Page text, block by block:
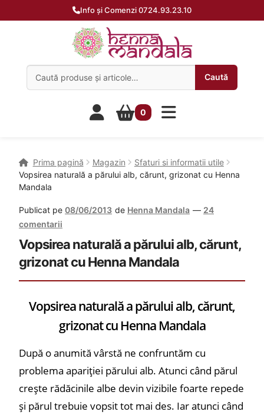
Info și Comenzi 0724.93.23.10
Caută
0
Prima pagină Magazin
Sfaturi si informatii utile
Vopsirea naturală a părului alb, cărunt, grizonat cu Henna
Mandala
Publicat pe 08/06/2013 de Henna Mandala — 24
comentarii
Vopsirea naturală a părului alb, cărunt,
grizonat cu Henna Mandala
Vopsirea naturală a părului alb, cărunt,
grizonat cu Henna Mandala
După o anumită vârstă ne confruntăm cu
problema apariției părului alb. Atunci când părul
crește rădăcinile albe devin vizibile foarte repede
și părul trebuie vopsit tot mai des. Iar atunci când